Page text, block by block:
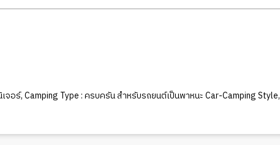
จอร์,Camping Type : ครบครัน สำหรับรถยนต์เป็นพาหนะ Car-Camping Style,